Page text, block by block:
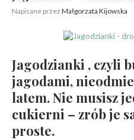
Napisane przez Małgorzata Kijowska
Jagodzianki , czyli
jagodami,
latem. Nie musisz
cukierni – zrób je
proste.